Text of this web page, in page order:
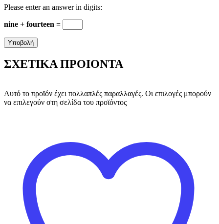
Please enter an answer in digits:
nine + fourteen =
ΣΧΕΤΙΚΑ ΠΡΟΙΟΝΤΑ
Αυτό το προϊόν έχει πολλαπλές παραλλαγές. Οι επιλογές μπορούν
να επιλεγούν στη σελίδα του προϊόντος